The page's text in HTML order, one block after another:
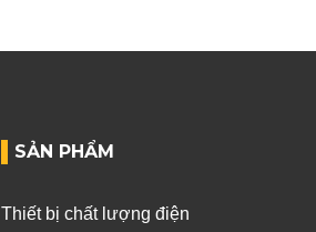
SẢN PHẨM
Thiết bị chất lượng điện